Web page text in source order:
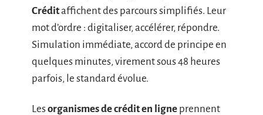
Créditaffichent des parcours simplifiés. Leur
mot d’ordre : digitaliser, accélérer, répondre.
Simulation immédiate, accord de principe en
quelques minutes, virement sous 48 heures
parfois, le standard évolue.
Lesorganismes de crédit en ligne prennent